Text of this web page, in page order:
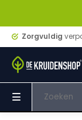
Zorgvuldig